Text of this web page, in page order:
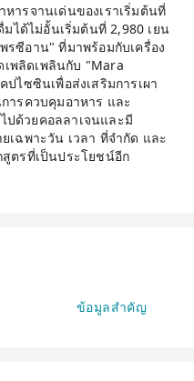
ารจานเด่นของเราเริ่มต้นที่
ได้ไม่อั้นเริ่มต้นที่ 2,980 เยน
ซีอาน" ที่มาพร้อมกับเครื่อง
พลิดเพลินกับ "Mara
ไซซินเพื่อส่งเสริมการเผา
ารควบคุมอาหาร และ
ปด้วยคอลลาเจนและมี
เฉพาะวัน เวลา ที่จำกัด และ
ตรที่เป็นประโยชน์อีก
ข้อมูลสำคัญ